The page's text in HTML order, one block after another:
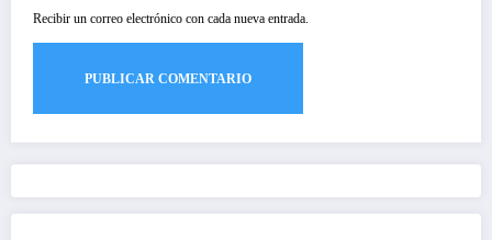
Recibir un correo electrónico con cada nueva entrada.